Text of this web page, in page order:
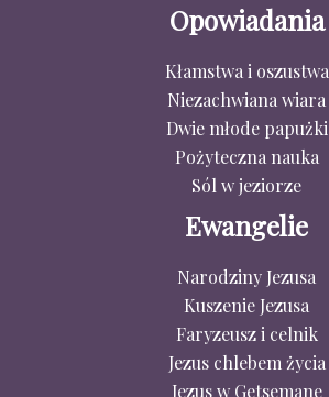
Opowiadania
Kłamstwa i oszustwa
Niezachwiana wiara
Dwie młode papużki
Pożyteczna nauka
Sól w jeziorze
Ewangelie
Narodziny Jezusa
Kuszenie Jezusa
Faryzeusz i celnik
Jezus chlebem życia
Jezus w Getsemane